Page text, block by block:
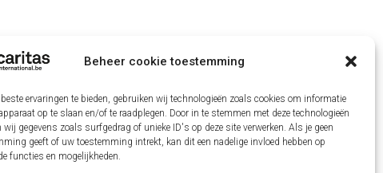
Beheer cookie toestemming
ervaringen te bieden, gebruiken wij technologieën zoals cookies om informatie
op te slaan en/of te raadplegen. Door in te stemmen met deze technologieën
wij gegevens zoals surfgedrag of unieke ID's op deze site verwerken. Als je geen
geeft of uw toestemming intrekt, kan dit een nadelige invloed hebben op
functies en mogelijkheden.